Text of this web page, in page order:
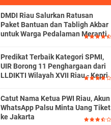
DMDI Riau Salurkan Ratusan
Paket Bantuan dan Tabligh Akbar
untuk Warga Pedalaman Meranti
Predikat Terbaik Kategori SPMI,
UIR Borong 11 Penghargaan dari
LLDIKTI Wilayah XVII Riau - Kepri
Catut Nama Ketua PWI Riau, Akun
WhatsApp Palsu Minta Uang Tiket
ke Jakarta